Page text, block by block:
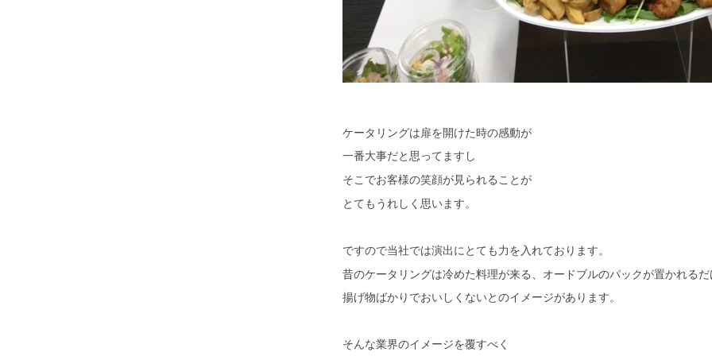
ケータリングは扉を開けた時の感動が
一番大事だと思ってますし
そこでお客様の笑顔が見られることが
とてもうれしく思います。
ですので当社では演出にとても力を入れております。
昔のケータリングは冷めた料理が来る、オードブルのパックが置かれる
揚げ物ばかりでおいしくないとのイメージがあります。
そんな業界のイメージを覆すべく